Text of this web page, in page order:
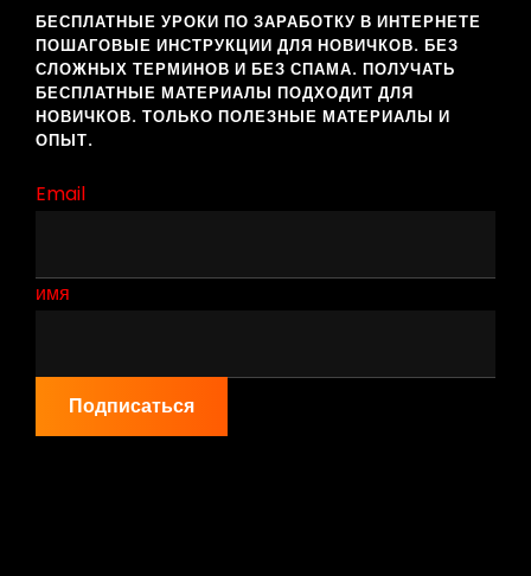
БЕСПЛАТНЫЕ УРОКИ ПО ЗАРАБОТКУ В ИНТЕРНЕТЕ
ПОШАГОВЫЕ ИНСТРУКЦИИ ДЛЯ НОВИЧКОВ. БЕЗ
СЛОЖНЫХ ТЕРМИНОВ И БЕЗ СПАМА. ПОЛУЧАТЬ
БЕСПЛАТНЫЕ МАТЕРИАЛЫ ПОДХОДИТ ДЛЯ
НОВИЧКОВ. ТОЛЬКО ПОЛЕЗНЫЕ МАТЕРИАЛЫ И
ОПЫТ.
Email
имя
Подписаться